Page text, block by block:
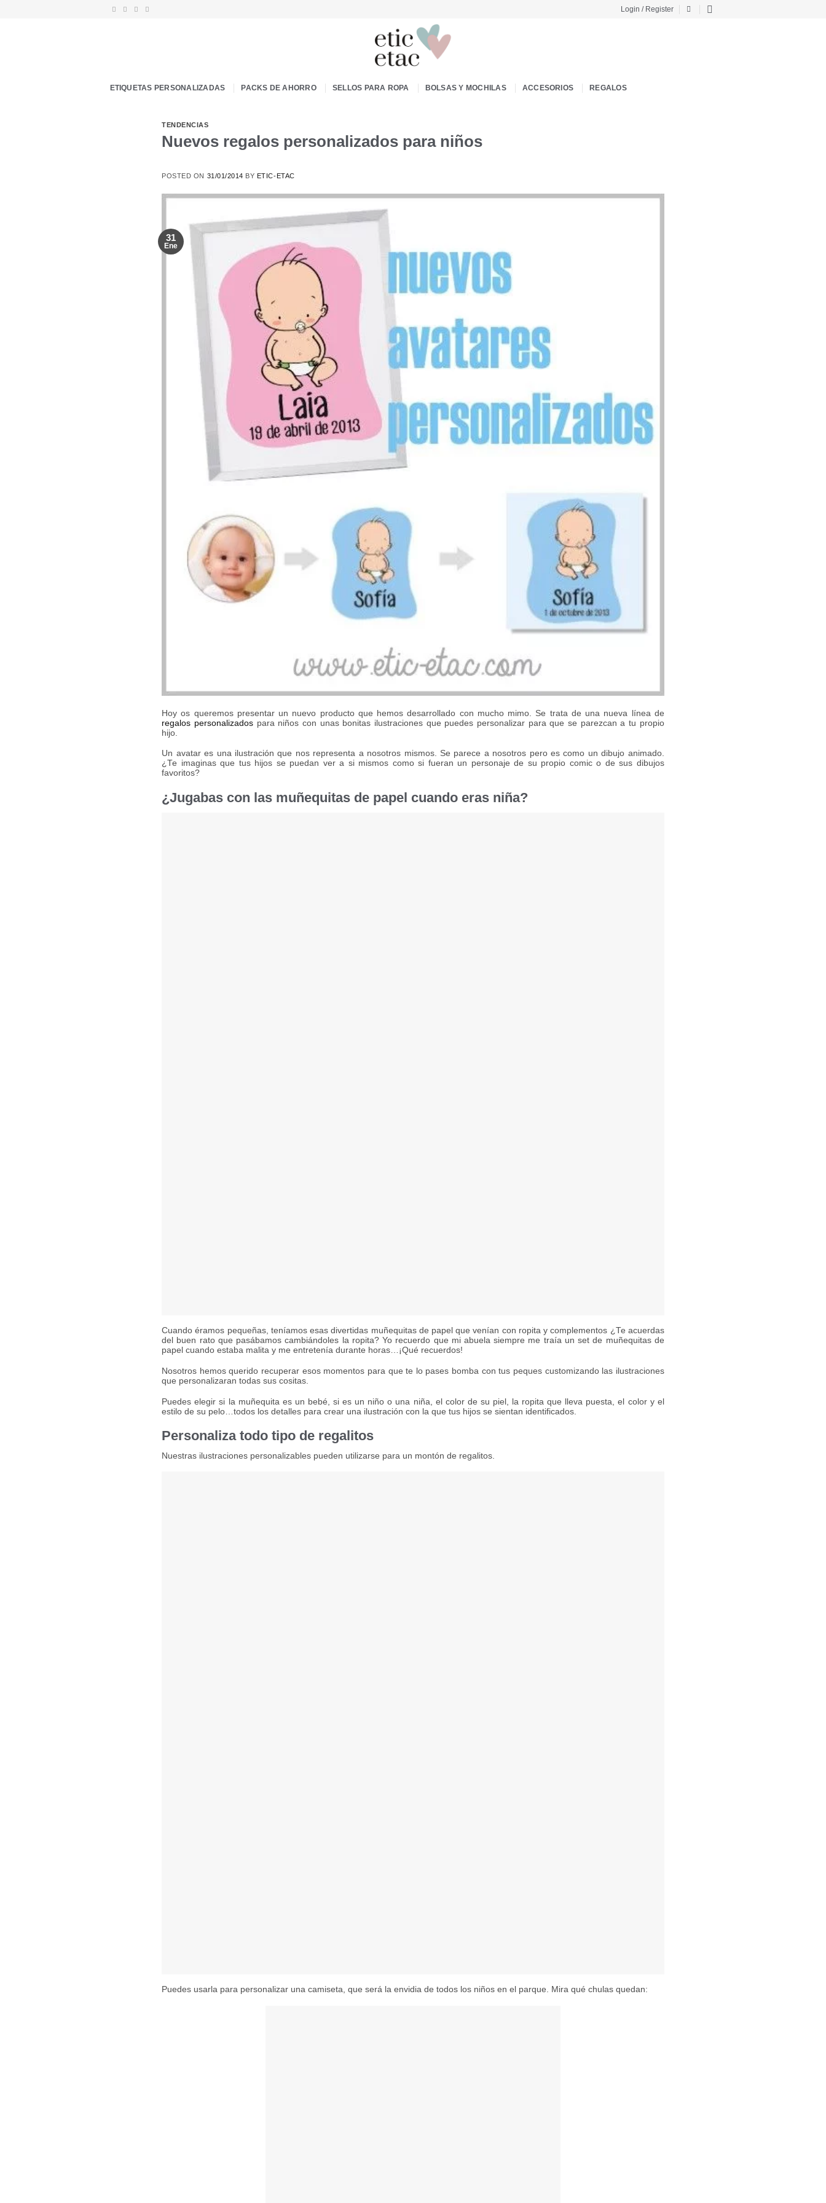
Login / Register
ETIQUETAS PERSONALIZADAS PACKS DE AHORRO SELLOS PARA ROPA BOLSAS Y MOCHILAS ACCESORIOS REGALOS
TENDENCIAS
Nuevos regalos personalizados para niños
POSTED ON 31/01/2014 BY ETIC-ETAC
31
Ene
Hoy os queremos presentar un nuevo producto que hemos desarrollado con mucho mimo. Se trata de una nueva línea de
regalos personalizadospara niños con unas bonitas ilustraciones que puedes personalizar para que se parezcan a tu propio
hijo.
Un avatar es una ilustración que nos representa a nosotros mismos. Se parece a nosotros pero es como un dibujo animado.
¿Te imaginas que tus hijos se puedan ver a si mismos como si fueran un personaje de su propio comic o de sus dibujos
favoritos?
¿Jugabas con las muñequitas de papel cuando eras niña?
Cuando éramos pequeñas, teníamos esas divertidas muñequitas de papel que venían con ropita y complementos ¿Te acuerdas
del buen rato que pasábamos cambiándoles la ropita? Yo recuerdo que mi abuela siempre me traía un set de muñequitas de
papel cuando estaba malita y me entretenía durante horas…¡Qué recuerdos!
Nosotros hemos querido recuperar esos momentos para que te lo pases bomba con tus peques customizando las ilustraciones
que personalizaran todas sus cositas.
Puedes elegir si la muñequita es un bebé, si es un niño o una niña, el color de su piel, la ropita que lleva puesta, el color y el
estilo de su pelo…todos los detalles para crear una ilustración con la que tus hijos se sientan identificados.
Personaliza todo tipo de regalitos
Nuestras ilustraciones personalizables pueden utilizarse para un montón de regalitos.
Puedes usarla para personalizar una camiseta, que será la envidia de todos los niños en el parque. Mira qué chulas quedan: